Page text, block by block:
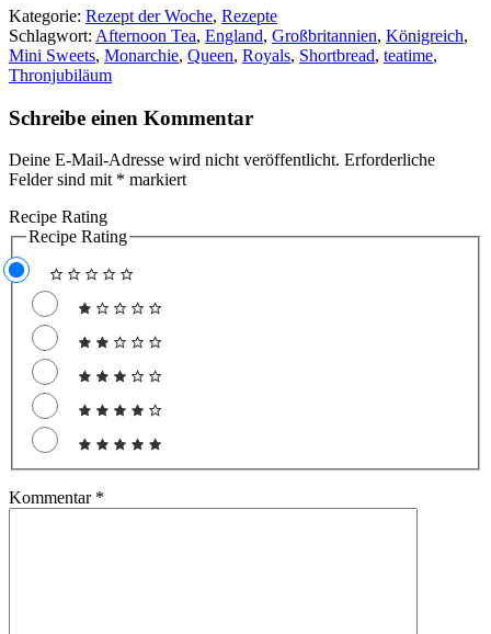
Kategorie: Rezept der Woche, Rezepte
Schlagwort: Afternoon Tea, England, Großbritannien, Königreich,
Mini Sweets, Monarchie, Queen, Royals, Shortbread, teatime,
Thronjubiläum
Schreibe einen Kommentar
Deine E-Mail-Adresse wird nicht veröffentlicht. Erforderliche
Felder sind mit * markiert
Recipe Rating
Recipe Rating
Kommentar *